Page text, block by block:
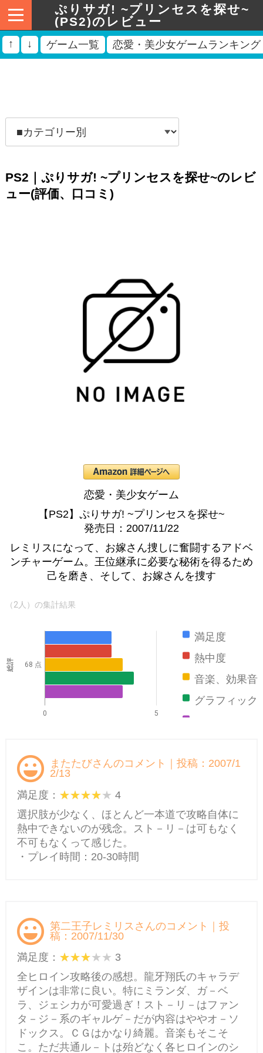
ぷりサガ! ~プリンセスを探せ~
(PS2)のレビュー
↑ ↓ ゲーム一覧 恋愛・美少女ゲームランキング
PS2｜ぷりサガ! ~プリンセスを探せ~のレビ
ュー(評価、口コミ)
恋愛・美少女ゲーム
【PS2】ぷりサガ! ~プリンセスを探せ~
発売日：2007/11/22
レミリスになって、お嫁さん捜しに奮闘するアドベ
ンチャーゲーム。王位継承に必要な秘術を得るため
己を磨き、そして、お嫁さんを捜す
（2人）の集計結果
満足度
熱中度
音楽、効果音
グラフィック
0 5
68 点
総評
またたびさんのコメント｜投稿：2007/1
2/13
満足度：
4
選択肢が少なく、ほとんど一本道で攻略自体に
熱中できないのが残念。スト－リ－は可もなく
不可もなくって感じた。
・プレイ時間：20-30時間
第二王子レミリスさんのコメント｜投
稿：2007/11/30
満足度：
3
全ヒロイン攻略後の感想。龍牙翔氏のキャラデ
ザインは非常に良い。特にミランダ、ガ－ベ
ラ、ジェシカが可愛過ぎ！スト－リ－はファン
タ－ジ－系のギャルゲ－だが内容はややオ－ソ
ドックス。ＣＧはかなり綺麗。音楽もそこそ
こ。ただ共通ル－トは殆どなく各ヒロインのシ